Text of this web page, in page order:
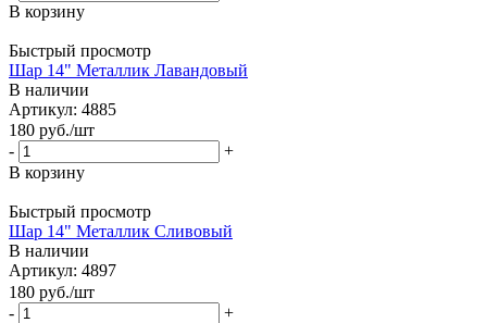
В корзину
Быстрый просмотр
Шар 14" Металлик Лавандовый
В наличии
Артикул: 4885
180 руб./шт
-
+
В корзину
Быстрый просмотр
Шар 14" Металлик Сливовый
В наличии
Артикул: 4897
180 руб./шт
-
+